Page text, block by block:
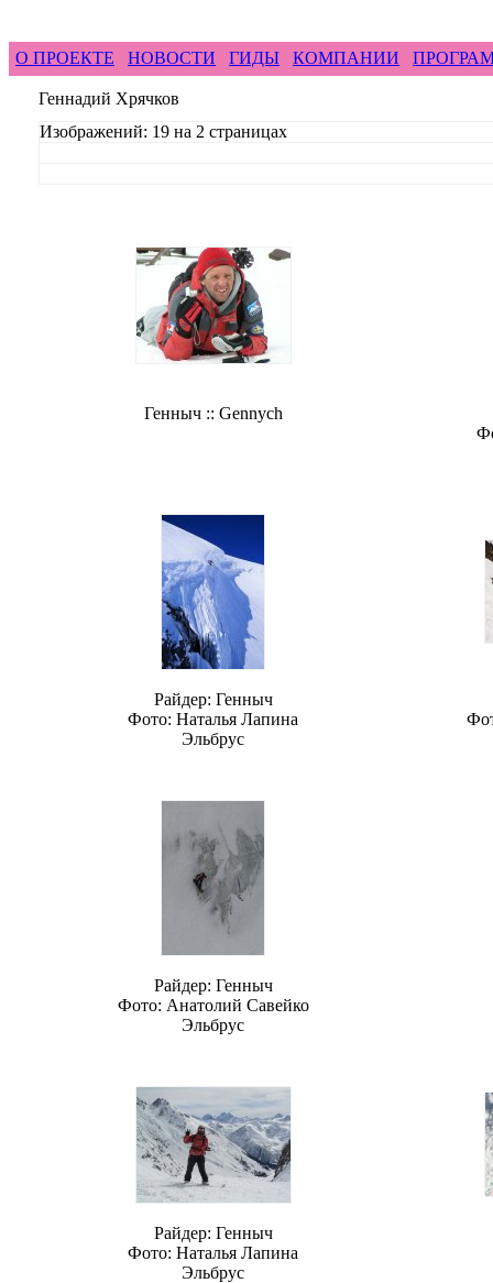
О ПРОЕКТЕ НОВОСТИ ГИДЫ КОМПАНИИ
Геннадий Хрячков
Изображений: 19 на 2 страницах
Генныч :: Gennych
Райдер: Генныч
Фото: Наталья Лапина
Эльбрус
Райдер: Генныч
Фото: Анатолий Савейко
Эльбрус
Райдер: Генныч
Фото: Наталья Лапина
Эльбрус